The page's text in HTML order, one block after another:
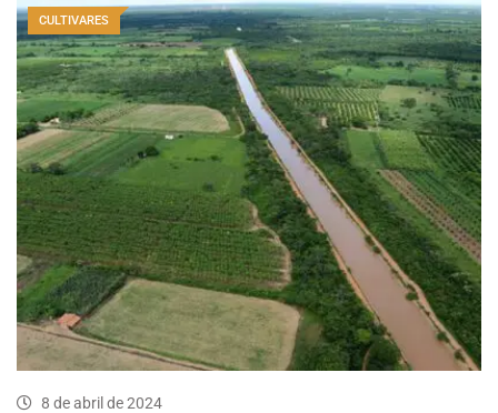
CULTIVARES
8 de abril de 2024